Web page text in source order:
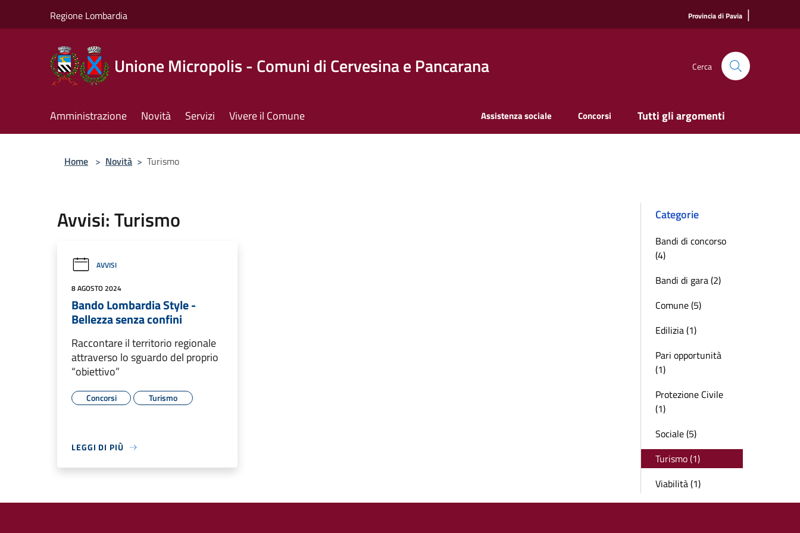
Regione Lombardia Provincia di Pavia |
Unione Micropolis - Comuni di Cervesina e Pancarana Cerca
Amministrazione Novità Servizi Vivere il Comune Assistenza sociale Concorsi Tutti gli argomenti
Home > Novità > Turismo
Avvisi: Turismo
AVVISI
8 AGOSTO 2024
Bando Lombardia Style -
Bellezza senza confini
Raccontare il territorio regionale
attraverso lo sguardo del proprio
“obiettivo”
Concorsi Turismo
LEGGI DI PIÙ
Categorie
Bandi di concorso
(4)
Bandi di gara (2)
Comune (5)
Edilizia (1)
Pari opportunità
(1)
Protezione Civile
(1)
Sociale (5)
Turismo (1)
Viabilità (1)